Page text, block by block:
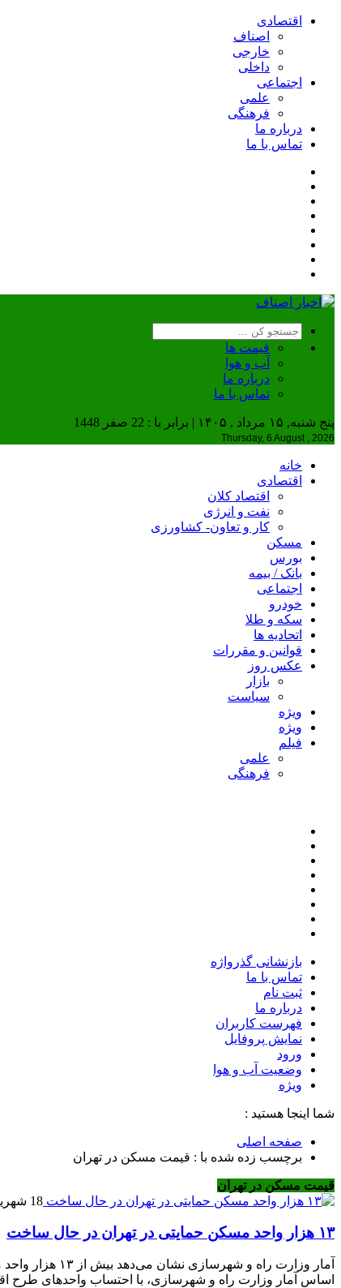
اقتصادی
اصناف
خارجی
داخلی
اجتماعی
علمی
فرهنگی
درباره ما
تماس با ما
قیمت ها
آب و هوا
درباره ما
تماس با ما
پنج شنبه, ۱۵ مرداد , ۱۴۰۵ | برابر با : 22 صفر 1448
Thursday, 6 August , 2026
خانه
اقتصادی
اقتصاد کلان
نفت و انرژی
کار و تعاون- کشاورزی
مسکن
بورس
بانک / بیمه
اجتماعی
خودرو
سکه و طلا
اتحادیه ها
قوانین و مقررات
عکس روز
بازار
سیاست
ویژه
ویژه
فیلم
علمی
فرهنگی
بازنشانی گذرواژه
تماس با ما
ثبت نام
درباره ما
فهرست کاربران
نمایش پروفایل
ورود
وضعیت آب و هوا
ویژه
شما اینجا هستید :
صفحه اصلی
برچسب زده شده با : قیمت مسکن در تهران
قیمت مسکن در تهران
18 شهریور 1404
۱۳ هزار واحد مسکن حمایتی در تهران در حال ساخت
آمار وزارت
اساس آمار وزارت راه و شهرسازی، با احتساب واحدهای طرح اقدام